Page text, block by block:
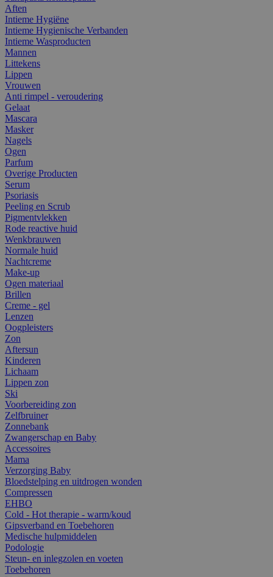
Aften
Intieme Hygiëne
Intieme Hygienische Verbanden
Intieme Wasproducten
Mannen
Littekens
Lippen
Vrouwen
Anti rimpel - veroudering
Gelaat
Mascara
Masker
Nagels
Ogen
Parfum
Overige Producten
Serum
Psoriasis
Peeling en Scrub
Pigmentvlekken
Rode reactive huid
Wenkbrauwen
Normale huid
Nachtcreme
Make-up
Ogen materiaal
Brillen
Creme - gel
Lenzen
Oogpleisters
Zon
Aftersun
Kinderen
Lichaam
Lippen zon
Ski
Voorbereiding zon
Zelfbruiner
Zonnebank
Zwangerschap en Baby
Accessoires
Mama
Verzorging Baby
Bloedstelping en uitdrogen wonden
Compressen
EHBO
Cold - Hot therapie - warm/koud
Gipsverband en Toebehoren
Medische hulpmiddelen
Podologie
Steun- en inlegzolen en voeten
Toebehoren